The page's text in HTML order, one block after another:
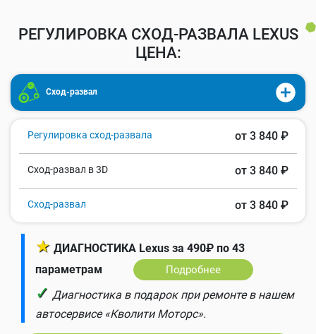
РЕГУЛИРОВКА СХОД-РАЗВАЛА LEXUS
ЦЕНА:
Сход-развал
Регулировка сход-развала от 3 840 ₽
Сход-развал в 3D от 3 840 ₽
Сход-развал от 3 840 ₽
★ ДИАГНОСТИКА Lexus за 490₽ по 43
параметрам
Подробнее
✓ Диагностика в подарок при ремонте в нашем
автосервисе «Кволити Моторс».